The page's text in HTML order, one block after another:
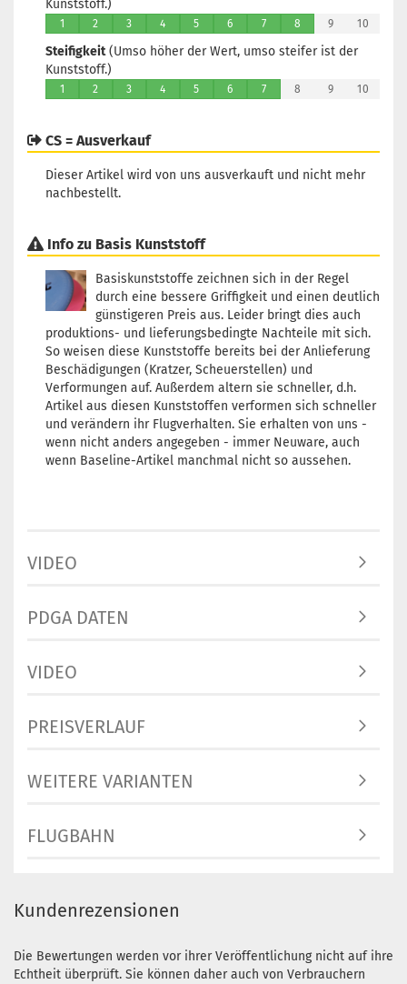
Kunststoff.)
1 2 3 4 5 6 7 8 9 10
Steifigkeit(Umso höher der Wert, umso steifer ist der
Kunststoff.)
1 2 3 4 5 6 7 8 9 10
CS = Ausverkauf
Dieser Artikel wird von uns ausverkauft und nicht mehr
nachbestellt.
Info zu Basis Kunststoff
Basiskunststoffe zeichnen sich in der Regel
durch eine bessere Griffigkeit und einen deutlich
günstigeren Preis aus. Leider bringt dies auch
produktions- und lieferungsbedingte Nachteile mit sich.
So weisen diese Kunststoffe bereits bei der Anlieferung
Beschädigungen (Kratzer, Scheuerstellen) und
Verformungen auf. Außerdem altern sie schneller, d.h.
Artikel aus diesen Kunststoffen verformen sich schneller
und verändern ihr Flugverhalten. Sie erhalten von uns -
wenn nicht anders angegeben - immer Neuware, auch
wenn Baseline-Artikel manchmal nicht so aussehen.
VIDEO
PDGA DATEN
VIDEO
PREISVERLAUF
WEITERE VARIANTEN
FLUGBAHN
Kundenrezensionen
Die Bewertungen werden vor ihrer Veröffentlichung nicht auf ihre
Echtheit überprüft. Sie können daher auch von Verbrauchern